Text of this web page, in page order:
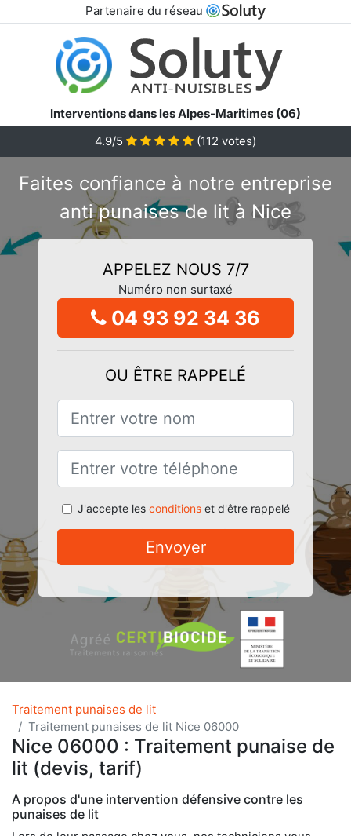
Partenaire du réseau
Interventions dans les Alpes-Maritimes (06)
4.9/5
(112 votes)
Faites confiance à notre entreprise
anti punaises de lit à Nice
APPELEZ NOUS 7/7
Numéro non surtaxé
04 93 92 34 36
OU ÊTRE RAPPELÉ
J'accepte les conditionset d'être rappelé
Envoyer
Traitement punaises de lit
Traitement punaises de lit Nice 06000
Nice 06000 : Traitement punaise de
lit (devis, tarif)
A propos d'une intervention défensive contre les
punaises de lit